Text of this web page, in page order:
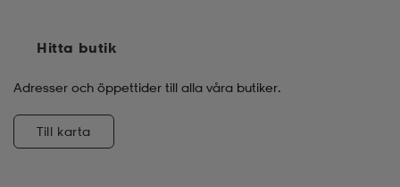
Hitta butik
Adresser och öppettider till alla våra butiker.
Till karta